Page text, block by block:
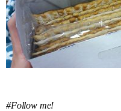
#Follow me!